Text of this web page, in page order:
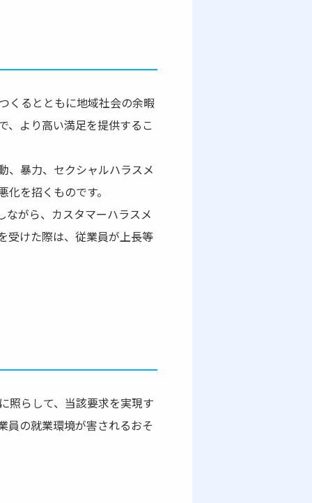
くるとともに地域社会の余暇
、より高い満足を提供するこ
暴力、セクシャルハラスメ
を招くものです。
がら、カスタマーハラスメ
受けた際は、従業員が上長等
らして、当該要求を実現す
員の就業環境が害されるおそ